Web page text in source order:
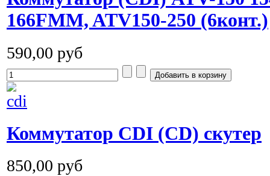
166FMM, ATV150-250 (6конт.)
590,00 руб
Коммутатор CDI (CD) cкутер
850,00 руб